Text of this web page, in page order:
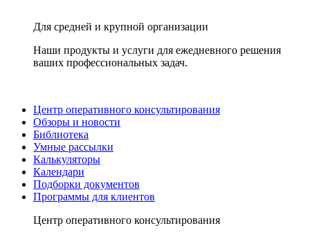
Для средней и крупной организации
Наши продукты и услуги для ежедневного решения
ваших профессиональных задач.
Центр оперативного консультирования
Обзоры и новости
Библиотека
Умные рассылки
Калькуляторы
Календари
Подборки документов
Программы для клиентов
Центр оперативного консультирования